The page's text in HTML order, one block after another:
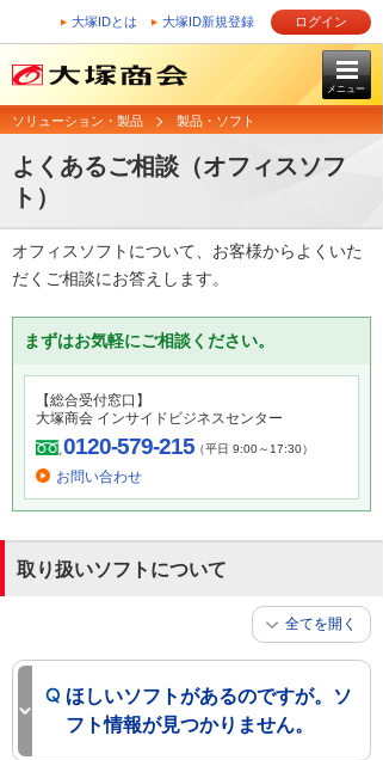
大塚IDとは 大塚ID新規登録 ログイン
メニュー
ソリューション・製品 製品・ソフト
よくあるご相談（オフィスソフ
ト）
オフィスソフトについて、お客様からよくいた
だくご相談にお答えします。
まずはお気軽にご相談ください。
【総合受付窓口】
大塚商会 インサイドビジネスセンター
0120-579-215（平日 9:00～17:30）
お問い合わせ
取り扱いソフトについて
全てを開く
ほしいソフトがあるのですが。ソ
フト情報が見つかりません。